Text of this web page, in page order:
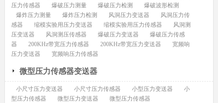
压力传感器
爆破压力测量 爆破压力检测
爆破波形检测
爆炸压力测量
爆炸压力检测 风洞压力变送器
风洞压力传
感器
缩模实验用压力变送器 缩模实验用压力传感器
风洞测
压变送器
风洞测压传感器 爆破压力变送器
爆破压力传感
器
200KHz带宽压力传感器 200KHz带宽压力变送器
宽频响
压力变送器
宽频响压力传感器
微型压力传感器变送器
小尺寸压力变送器 小尺寸压力传感器 小型压力变送器
小
型压力传感器
微型压力变送器 微型压力传感器